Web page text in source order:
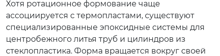
Хотя ротационное формование чаще
ассоциируется с термопластами, существуют
специализированные эпоксидные системы для
центробежного литья труб и цилиндров из
стеклопластика. Форма вращается вокруг своей